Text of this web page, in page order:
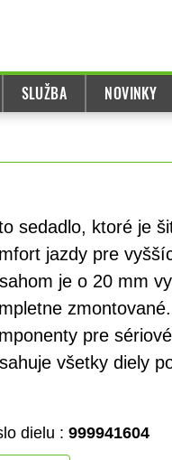
SLUŽBA NOVINKY
sedadlo, ktoré je
jazdy pre
je o 20 mm
pre
všetky diely
dielu : 999941604